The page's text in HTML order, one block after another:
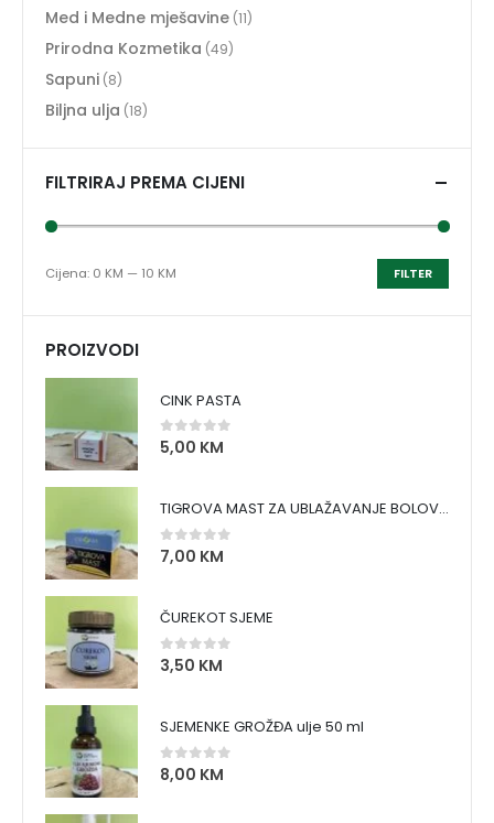
Med i Medne mješavine (11)
Prirodna Kozmetika (49)
Sapuni (8)
Biljna ulja (18)
FILTRIRAJ PREMA CIJENI
FILTER
Cijena: 0 KM — 10 KM
PROIZVODI
CINK PASTA
0 out of 5
5,00 KM
TIGROVA MAST ZA UBLAŽAVANJE BOLOVA I ZAGRIJAVANJE MIŠIĆA
0 out of 5
7,00 KM
ČUREKOT SJEME
0 out of 5
3,50 KM
SJEMENKE GROŽĐA ulje 50 ml
0 out of 5
8,00 KM